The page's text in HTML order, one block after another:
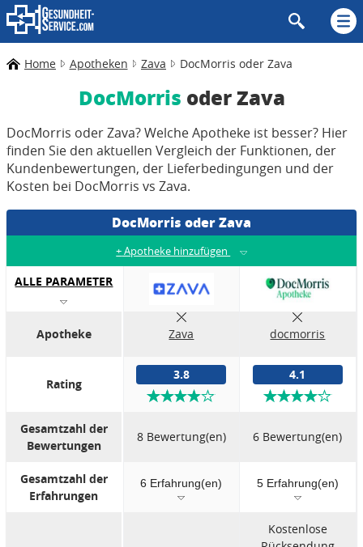
Home Apotheken Zava DocMorris oder Zava
DocMorris oder Zava
DocMorris oder Zava? Welche Apotheke ist besser? Hier
finden Sie den aktuellen Vergleich der Funktionen, der
Kundenbewertungen, der Lieferbedingungen und der
Kosten bei DocMorris vs Zava.
DocMorris oder Zava
+Apotheke hinzufügen
ALLE PARAMETER
Apotheke Zava docmorris
Rating
3.8 4.1
Gesamtzahl der
Bewertungen
8 Bewertung(en) 6 Bewertung(en)
Gesamtzahl der
Erfahrungen
6 Erfahrung(en) 5 Erfahrung(en)
Kostenlose